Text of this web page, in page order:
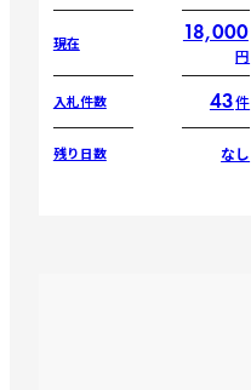
現在 18,000
円
入札件数 43件
残り日数 なし